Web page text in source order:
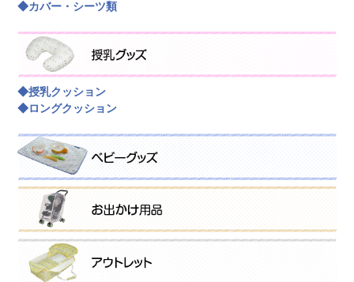
◆カバー・シーツ類
◆授乳クッション
◆ロングクッション